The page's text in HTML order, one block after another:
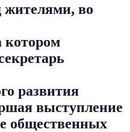
жителями, во
котором
развития
выступление
общественных